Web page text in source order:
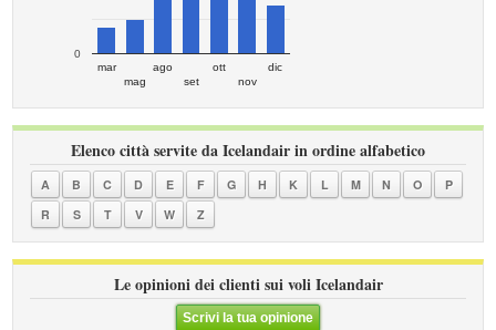
mar
mag
ago
set
ott
nov
dic
0
Elenco città servite da Icelandair in ordine alfabetico
A B C D E F G H K L M N O
P
R
S T V W Z
Le opinioni dei clienti sui voli Icelandair
Scrivi la tua opinione